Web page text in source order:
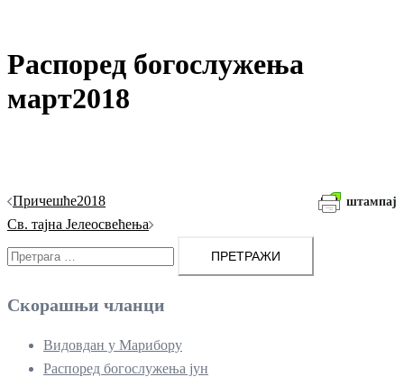
Распоред богослужења
март2018
штампај
Кретање
чланака
Причешће2018
Св. тајна Јелеосвећења
Претрага
за:
Скорашњи чланци
Видовдан у Марибору
Распоред богослужења јун